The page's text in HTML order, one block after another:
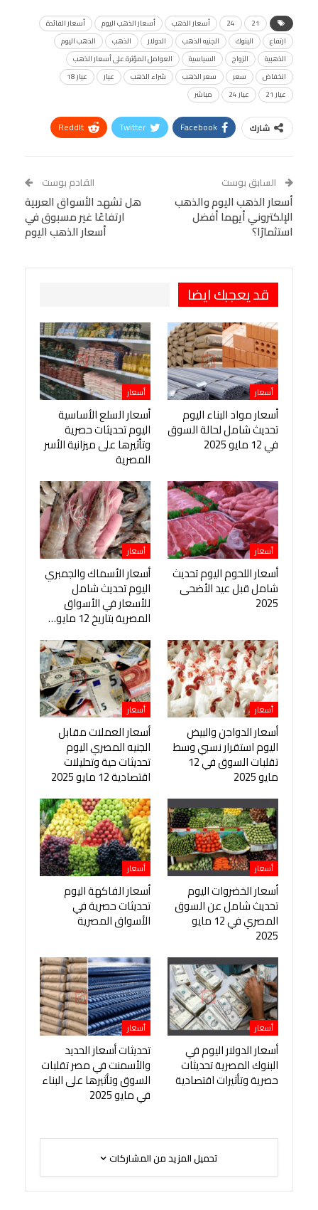
21
24 أسعار الذهب أسعار الذهب اليوم
أسعار الفائدة
ارتفاع
البنوك الجنيه الذهب الدولار الذهب
الذهب اليوم
الذهبية
الزواج السياسية
العوامل المؤثرة على أسعار الذهب
انخفاض
سعر سعر الذهب شراء الذهب عيار
عيار 18
عيار 21
عيار 24 مباشر
شارك Facebook
Twitter
ReddIt
Tumblr
البريد الإلكتروني
StumbleUpon
VK
Digg
LINE
BlackBerry
Viber
السابق بوست
أسعار الذهب اليوم والذهب
الإلكتروني أيهما أفضل
استثمارًا؟
القادم بوست
هل تشهد الأسواق العربية
ارتفاعًا غير مسبوق في
أسعار الذهب اليوم
قد يعجبك ايضا
أسعار
أسعار مواد البناء اليوم
تحديث شامل لحالة السوق
في 12 مايو 2025
أسعار
أسعار السلع الأساسية
اليوم تحديثات حصرية
وتأثيرها على ميزانية الأسر
المصرية
أسعار
أسعار اللحوم اليوم تحديث
شامل قبل عيد الأضحى
2025
أسعار
أسعار الأسماك والجمبري
اليوم تحديث شامل
للأسعار في الأسواق
المصرية بتاريخ 12 مايو…
أسعار
أسعار الدواجن والبيض
اليوم استقرار نسبي وسط
تقلبات السوق في 12
مايو 2025
أسعار
أسعار العملات مقابل
الجنيه المصري اليوم
تحديثات حية وتحليلات
اقتصادية 12 مايو 2025
أسعار
أسعار الخضروات اليوم
تحديث شامل عن السوق
المصري في 12 مايو
2025
أسعار
أسعار الفاكهة اليوم
تحديثات حصرية في
الأسواق المصرية
أسعار
أسعار الدولار اليوم في
البنوك المصرية تحديثات
حصرية وتأثيرات اقتصادية
أسعار
تحديثات أسعار الحديد
والأسمنت في مصر تقلبات
السوق وتأثيرها على البناء
في مايو 2025
تحميل المزيد من المشاركات